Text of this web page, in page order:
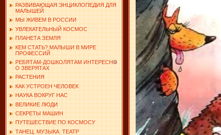
РАЗВИВАЮЩАЯ ЭНЦИКЛОПЕДИЯ ДЛЯ
МАЛЫШЕЙ
МЫ ЖИВЕМ В РОССИИ
УВЛЕКАТЕЛЬНЫЙ КОСМОС
ПЛАНЕТА ЗЕМЛЯ
КЕМ СТАТЬ? МАЛЫШИ В МИРЕ
ПРОФЕССИЙ
РЕБЯТАМ-ДОШКОЛЯТАМ ИНТЕРЕСНО
О ЗВЕРЯТАХ
РАСТЕНИЯ
КАК УСТРОЕН ЧЕЛОВЕК
НАУКА ВОКРУГ НАС
ВЕЛИКИЕ ЛЮДИ
СЕКРЕТЫ МАШИН
ПУТЕШЕСТВИЕ ПО КОСМОСУ
ТАНЕЦ. МУЗЫКА. ТЕАТР